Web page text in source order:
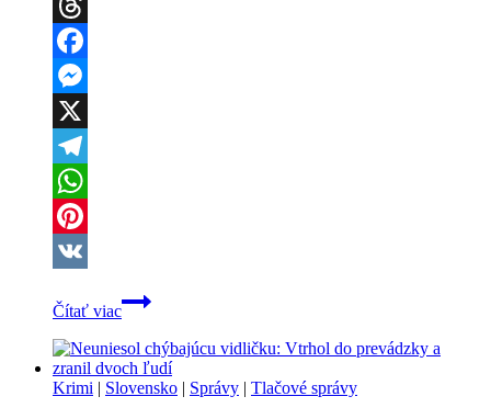
Threads
Facebook
Messenger
X
Telegram
WhatsApp
Pinterest
Čítať viac
Horor
v
Smútiacu
ženu
väznili,
Krimi | Slovensko | Správy | Tlačové správy